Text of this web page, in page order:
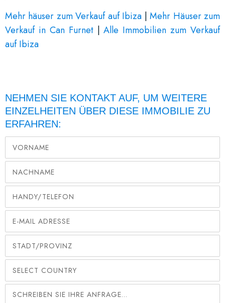
Mehr häuser zum Verkauf auf Ibiza |Mehr Häuser zum
Verkauf in Can Furnet|Alle Immobilien zum Verkauf
auf Ibiza
NEHMEN SIE KONTAKT AUF, UM WEITERE
EINZELHEITEN ÜBER DIESE IMMOBILIE ZU
ERFAHREN: